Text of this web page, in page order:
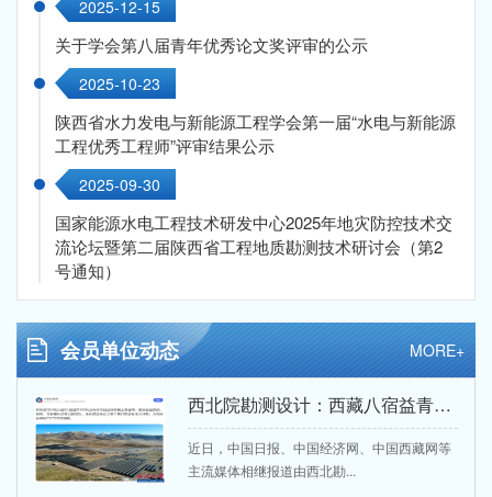
2025-12-15
关于学会第八届青年优秀论文奖评审的公示
2025-10-23
陕西省水力发电与新能源工程学会第一届“水电与新能源
工程优秀工程师”评审结果公示
2025-09-30
国家能源水电工程技术研发中心2025年地灾防控技术交
流论坛暨第二届陕西省工程地质勘测技术研讨会（第2
号通知）
会员单位动态 MORE+
西北院勘测设计：西藏八宿益青300兆瓦光伏项目加速推进 建设进度超九成
近日，中国日报、中国经济网、中国西藏网等
主流媒体相继报道由西北勘...